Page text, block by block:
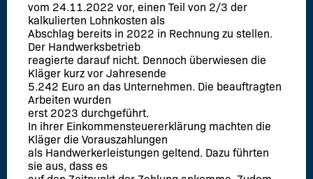
vom 24.11.2022 vor, einen Teil von 2/3 der
kalkulierten Lohnkosten als
Abschlag bereits in 2022 in Rechnung zu stellen.
Der Handwerksbetrieb
reagierte darauf nicht. Dennoch überwiesen die
Kläger kurz vor Jahresende
5.242 Euro an das Unternehmen. Die beauftragten
Arbeiten wurden
erst 2023 durchgeführt.
In ihrer Einkommensteuererklärung machten die
Kläger die Vorauszahlungen
als Handwerkerleistungen geltend. Dazu führten
sie aus, dass es